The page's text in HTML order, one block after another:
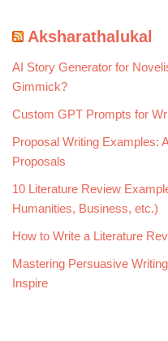
Aksharathalukal
AI Story Generator for
Gimmick?
Custom GPT Prompts for
Proposal Writing Examples:
Proposals
10 Literature Review
Humanities, Business, etc.)
How to Write a Literature
Mastering Persuasive
Inspire